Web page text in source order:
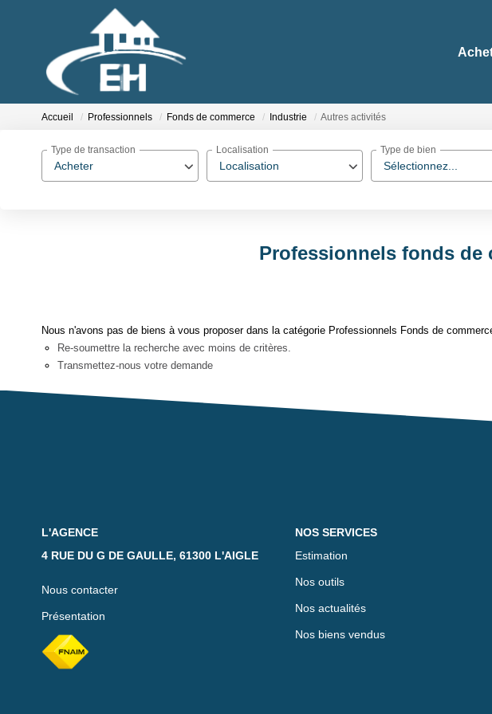
Accueil Professionnels Fonds de commerce Industrie Autres activités
Acheter
Type de transaction
Localisation
Localisation
Sélectionnez...
Type de bien
Professionnels fonds de
Nous n'avons pas de biens à vous proposer dans la catégorie Professionnels Fonds de
Re-soumettre la recherche avec moins de critères.
Transmettez-nous votre demande
L'AGENCE
4 RUE DU G DE GAULLE, 61300 L'AIGLE
Nous contacter
Présentation
NOS SERVICES
Estimation
Nos outils
Nos actualités
Nos biens vendus